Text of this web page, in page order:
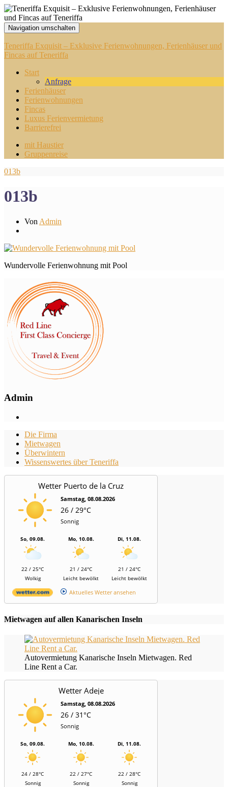
Navigation umschalten
Teneriffa Exquisit – Exklusive Ferienwohnungen, Ferienhäuser und
Fincas auf Teneriffa
Start
Anfrage
Ferienhäuser
Ferienwohnungen
Fincas
Luxus Ferienvermietung
Barrierefrei
mit Haustier
Gruppenreise
013b
013b
Von Admin
Wundervolle Ferienwohnung mit Pool
Admin
Die Firma
Mietwagen
Überwintern
Wissenswertes über Teneriffa
Wetter Puerto de la Cruz
Samstag, 08.08.2026
26 / 29°C
Sonnig
So, 09.08.
22 / 25°C
Wolkig
Mo, 10.08.
21 / 24°C
Leicht bewölkt
Di, 11.08.
21 / 24°C
Leicht bewölkt
Aktuelles Wetter ansehen
Mietwagen auf allen Kanarischen Inseln
Autovermietung Kanarische Inseln Mietwagen. Red
Line Rent a Car.
Wetter Adeje
Samstag, 08.08.2026
26 / 31°C
Sonnig
So, 09.08.
24 / 28°C
Sonnig
Mo, 10.08.
22 / 27°C
Sonnig
Di, 11.08.
22 / 28°C
Sonnig